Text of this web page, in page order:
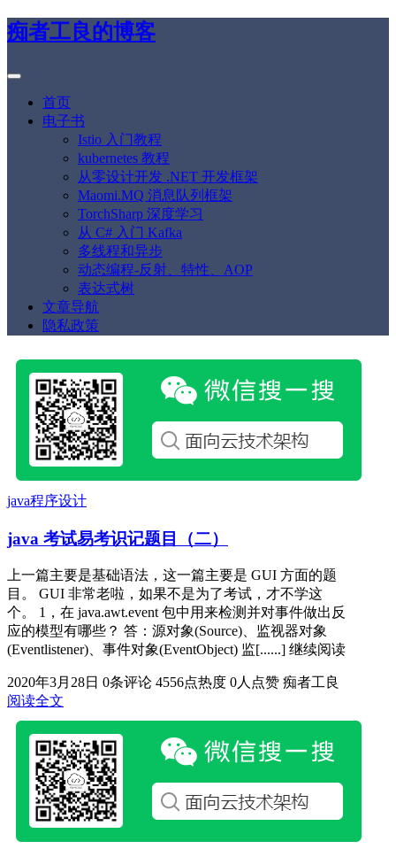
痴者工良的博客
首页
电子书
Istio 入门教程
kubernetes 教程
从零设计开发 .NET 开发框架
Maomi.MQ 消息队列框架
TorchSharp 深度学习
从 C# 入门 Kafka
多线程和异步
动态编程-反射、特性、AOP
表达式树
文章导航
隐私政策
java程序设计
java 考试易考识记题目（二）
上一篇主要是基础语法，这一篇主要是 GUI 方面的题
目。 GUI 非常老啦，如果不是为了考试，才不学这
个。 1，在 java.awt.event 包中用来检测并对事件做出反
应的模型有哪些？ 答：源对象(Source)、监视器对象
(Eventlistener)、事件对象(EventObject) 监[......] 继续阅读
2020年3月28日 0条评论 4556点热度 0人点赞 痴者工良
阅读全文